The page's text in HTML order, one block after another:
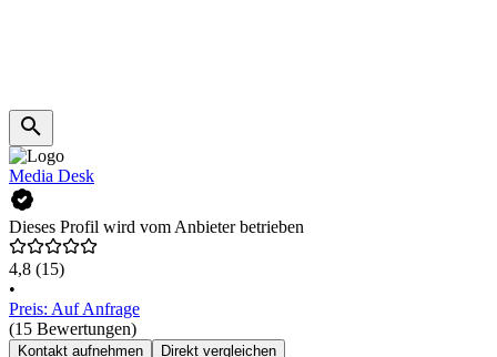
Media Desk
Dieses Profil wird vom Anbieter betrieben
4,8 (15)
•
Preis: Auf Anfrage
(15 Bewertungen)
Kontakt aufnehmen Direkt vergleichen